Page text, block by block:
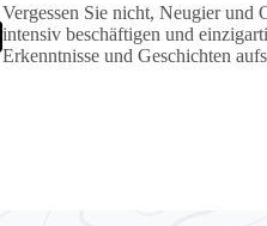
Vergessen Sie nicht, Neugier und
intensiv beschäftigen und
Erkenntnisse und Geschichten